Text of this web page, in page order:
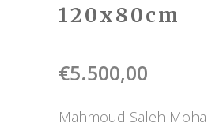
120x80cm
€5.500,00
Mahmoud Saleh